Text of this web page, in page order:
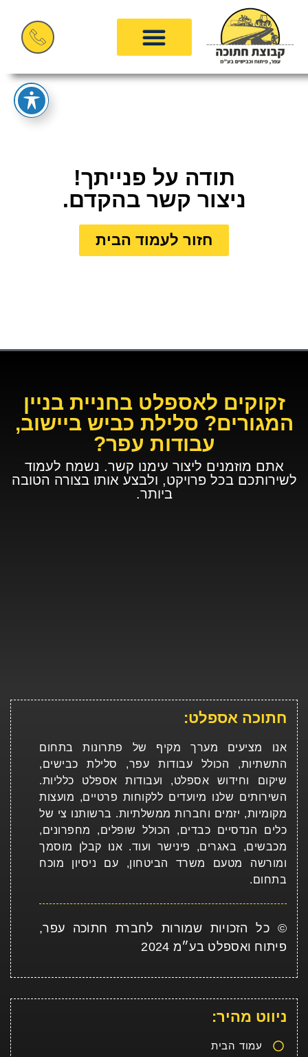
תודה על פנייתך!
ניצור קשר בהקדם.
חזור לעמוד הבית
זקוקים לאספלט בחניית בניין
המגורים? סלילת כביש ביישוב,
עבודות עפר?
אתם מוזמנים ליצור עימנו קשר. נשמח לעמוד
לשירותכם בכל פרויקט, ולבצע אותו בצורה הטובה
ביותר.
חתוכה אספלט:
אנו מציעים מערך מקיף של פתרונות בתחום
התשתיות, הכולל עבודות עפר, סלילת כבישים,
שיקום וחידוש אספלט, ועבודות אספלט כלליות.
השירותים שלנו מיועדים ללקוחות פרטיים, מועצות
מקומיות, יזמים וחברות ממשלתיות. ברשותנו צי של
כלים הנדסיים כבדים, הכולל שופלים, מחפרונים,
מכבשים, באגרים, פינישר ועוד. אנו קבלן מוסמך
ומורשה מטעם משרד הביטחון, עם ניסיון מוכח
בתחום.
© כל הזכויות שמורות לחברת חתוכה עפר,
פיתוח ואספלט בע״מ 2024
ניווט מהיר:
עמוד הבית